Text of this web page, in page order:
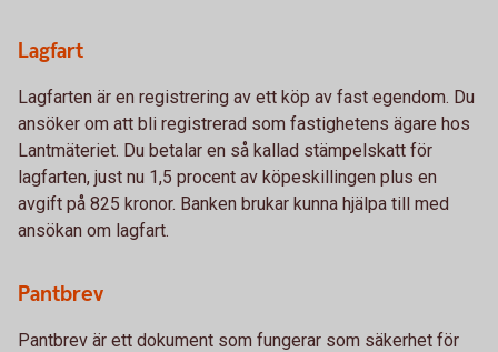
Lagfart
Lagfarten är en registrering av ett köp av fast egendom. Du
ansöker om att bli registrerad som fastighetens ägare hos
Lantmäteriet. Du betalar en så kallad stämpelskatt för
lagfarten, just nu 1,5 procent av köpeskillingen plus en
avgift på 825 kronor. Banken brukar kunna hjälpa till med
ansökan om lagfart.
Pantbrev
Pantbrev är ett dokument som fungerar som säkerhet för